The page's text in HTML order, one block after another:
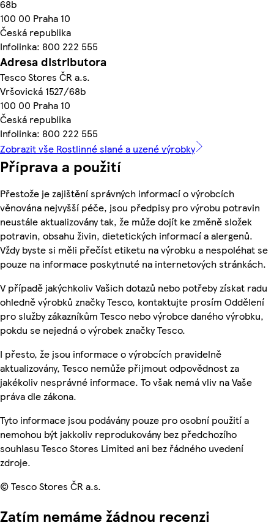
68b
100 00 Praha 10
Česká republika
Infolinka: 800 222 555
Adresa distributora
Tesco Stores ČR a.s.
Vršovická 1527/68b
100 00 Praha 10
Česká republika
Infolinka: 800 222 555
Zobrazit vše Rostlinné slané a uzené výrobky
Příprava a použití
Přestože je zajištění správných informací o výrobcích
věnována nejvyšší péče, jsou předpisy pro výrobu potravin
neustále aktualizovány tak, že může dojít ke změně složek
potravin, obsahu živin, dietetických informací a alergenů.
Vždy byste si měli přečíst etiketu na výrobku a nespoléhat se
pouze na informace poskytnuté na internetových stránkách.
V případě jakýchkoliv Vašich dotazů nebo potřeby získat radu
ohledně výrobků značky Tesco, kontaktujte prosím Oddělení
pro služby zákazníkům Tesco nebo výrobce daného výrobku,
pokdu se nejedná o výrobek značky Tesco.
I přesto, že jsou informace o výrobcích pravidelně
aktualizovány, Tesco nemůže přijmout odpovědnost za
jakékoliv nesprávné informace. To však nemá vliv na Vaše
práva dle zákona.
Tyto informace jsou podávány pouze pro osobní použití a
nemohou být jakkoliv reprodukovány bez předchozího
souhlasu Tesco Stores Limited ani bez řádného uvedení
zdroje.
© Tesco Stores ČR a.s.
Zatím nemáme žádnou recenzi